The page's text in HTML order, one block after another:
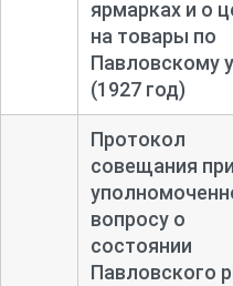
ярмарках и о
на товары по
Павловскому
(1927 год)
Протокол
совещания при
вопросу о
состоянии
Павловского